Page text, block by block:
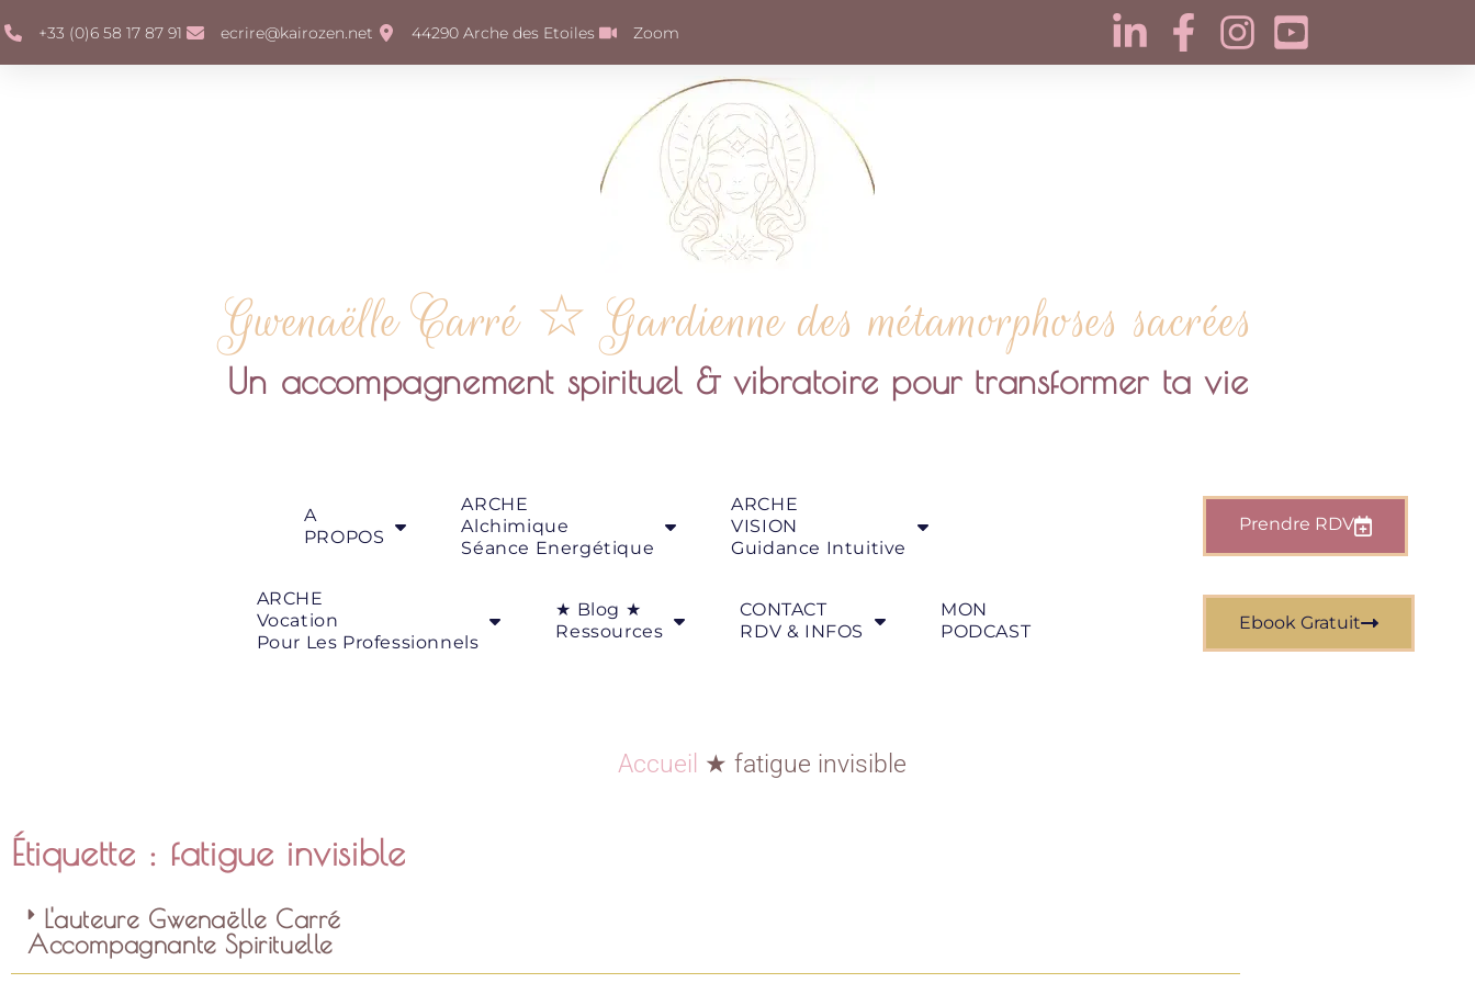
+33 (0)6 58 17 87 91 ecrire@kairozen.net 44290 Arche des Etoiles Zoom
Gwenaëlle Carré ☆ Gardienne des métamorphoses sacrées
Un accompagnement spirituel & vibratoire pour transformer ta vie
A
PROPOS
ARCHE
Alchimique
Séance Energétique
ARCHE
VISION
Guidance Intuitive
ARCHE
Vocation
Pour Les Professionnels
★ Blog ★
Ressources
CONTACT
RDV & INFOS
MON
PODCAST
Prendre RDV
Ebook Gratuit
Accueil ★ fatigue invisible
Étiquette : fatigue invisible
L'auteure Gwenaëlle Carré
Accompagnante Spirituelle